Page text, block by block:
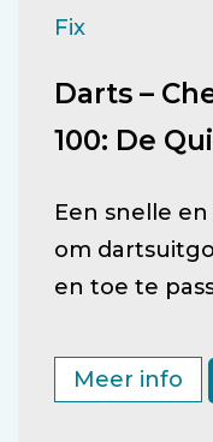
Darts –
100: De
Een snelle
om
en toe te
Meer info